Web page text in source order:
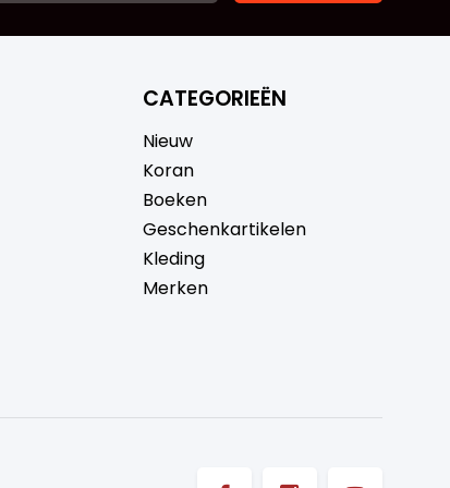
CATEGORIEËN
Nieuw
Koran
Boeken
Geschenkartikelen
Kleding
Merken